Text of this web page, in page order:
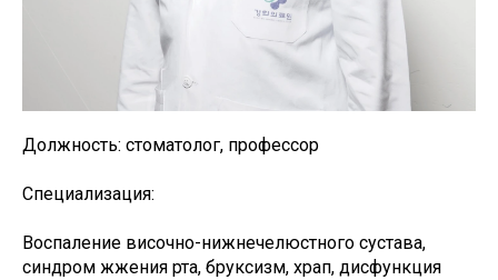
Должность: стоматолог, профессор
Специализация:
Воспаление височно-нижнечелюстного сустава,
синдром жжения рта, бруксизм, храп, дисфункция